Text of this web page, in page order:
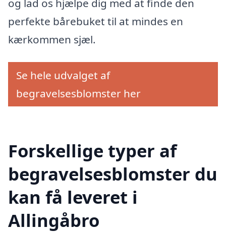
og lad os hjælpe dig med at finde den
perfekte bårebuket til at mindes en
kærkommen sjæl.
Se hele udvalget af
begravelsesblomster her
Forskellige typer af
begravelsesblomster du
kan få leveret i
Allingåbro